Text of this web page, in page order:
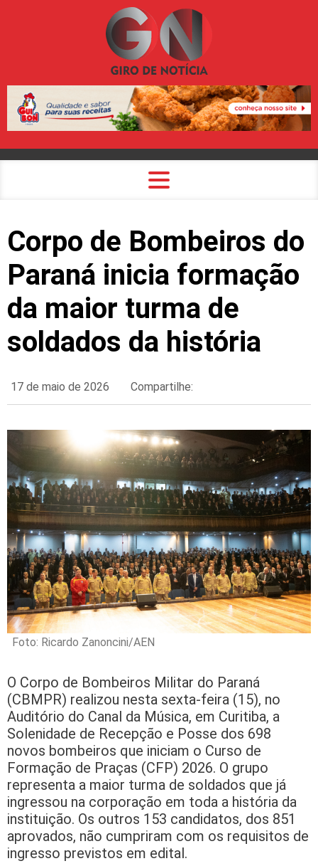
Corpo de Bombeiros do
Paraná inicia formação
da maior turma de
soldados da história
17 de maio de 2026 Compartilhe:
Foto: Ricardo Zanoncini/AEN
O Corpo de Bombeiros Militar do Paraná
(CBMPR) realizou nesta sexta-feira (15), no
Auditório do Canal da Música, em Curitiba, a
Solenidade de Recepção e Posse dos 698
novos bombeiros que iniciam o Curso de
Formação de Praças (CFP) 2026. O grupo
representa a maior turma de soldados que já
ingressou na corporação em toda a história da
instituição. Os outros 153 candidatos, dos 851
aprovados, não cumpriram com os requisitos de
ingresso previstos em edital.